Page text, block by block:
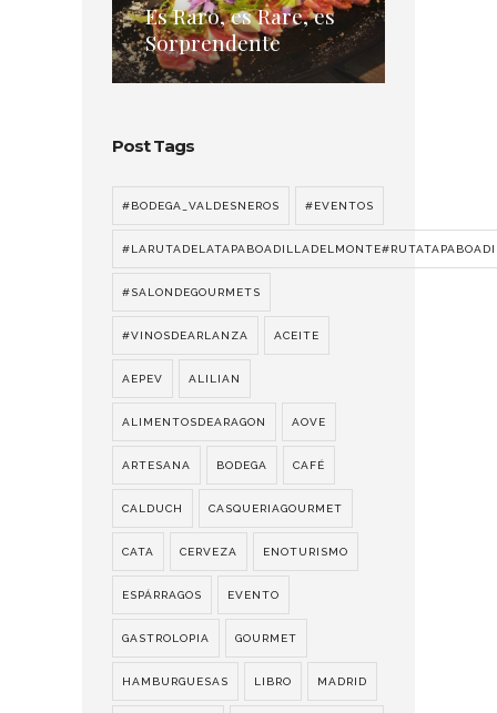
Es Raro, es Rare, es
Sorprendente
Post Tags
#BODEGA_VALDESNEROS #EVENTOS
#SALONDEGOURMETS
#VINOSDEARLANZA ACEITE
AEPEV ALILIAN
ALIMENTOSDEARAGON AOVE
ARTESANA BODEGA CAFÉ
CALDUCH CASQUERIAGOURMET
CATA CERVEZA ENOTURISMO
ESPÁRRAGOS EVENTO
GASTROLOPIA GOURMET
HAMBURGUESAS LIBRO MADRID